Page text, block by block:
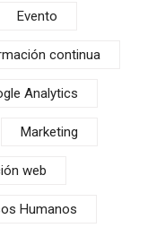
Evento
continua
Analytics
Marketing
web
Humanos